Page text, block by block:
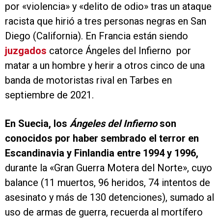
por «violencia» y «delito de odio» tras un ataque
racista que hirió a tres personas negras en San
Diego (California). En Francia están siendo
juzgados catorce Ángeles del Infierno por
matar a un hombre y herir a otros cinco de una
banda de motoristas rival en Tarbes en
septiembre de 2021.
En Suecia, los Ángeles del Infiernoson
conocidos por haber sembrado el terror en
Escandinavia y Finlandia entre 1994 y 1996,
durante la «Gran Guerra Motera del Norte», cuyo
balance (11 muertos, 96 heridos, 74 intentos de
asesinato y más de 130 detenciones), sumado al
uso de armas de guerra, recuerda al mortífero